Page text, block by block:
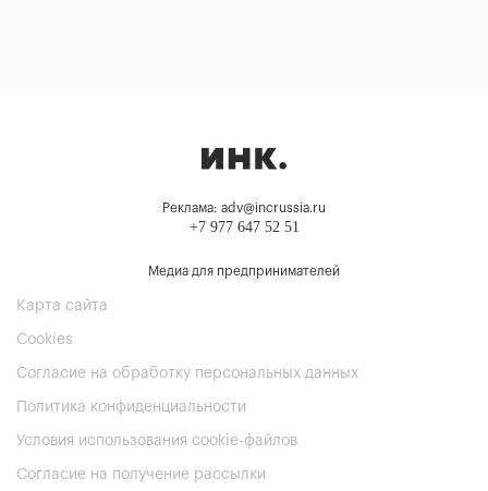
Реклама: adv@incrussia.ru
+7 977 647 52 51
Медиа для предпринимателей
Карта сайта
Cookies
Согласие на обработку персональных данных
Политика конфиденциальности
Условия использования cookie-файлов
Согласие на получение рассылки